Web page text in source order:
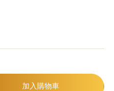
巧克力磚/巧克力豆
可可粉/咖啡粉
加入購物車